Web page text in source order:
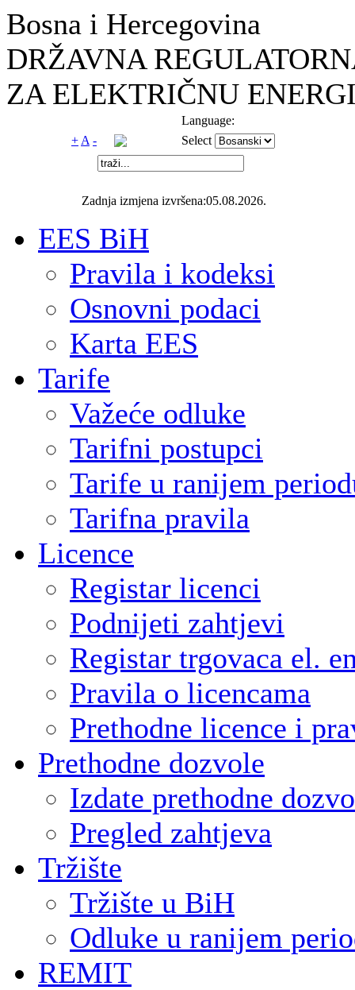
Bosna i Hercegovina
DRŽAVNA
ZA ELEKTRIČNU
Language:
+ A - Select
Zadnja izmjena izvršena:05.08.2026.
EES BiH
Pravila i kodeksi
Osnovni podaci
Karta EES
Tarife
Važeće odluke
Tarifni postupci
Tarife u ranijem
Tarifna pravila
Licence
Registar licenci
Podnijeti zahtjevi
Registar trgovaca el.
Pravila o licencama
Prethodne licence i
Prethodne dozvole
Izdate prethodne
Pregled zahtjeva
Tržište
Tržište u BiH
Odluke u ranijem
REMIT